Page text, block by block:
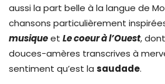
aussi la part belle à la langue de
chansons particulièrement
musiqueet Le coeur à l’Ouest,
douces-amères transcrives à
sentiment qu’est la saudade.